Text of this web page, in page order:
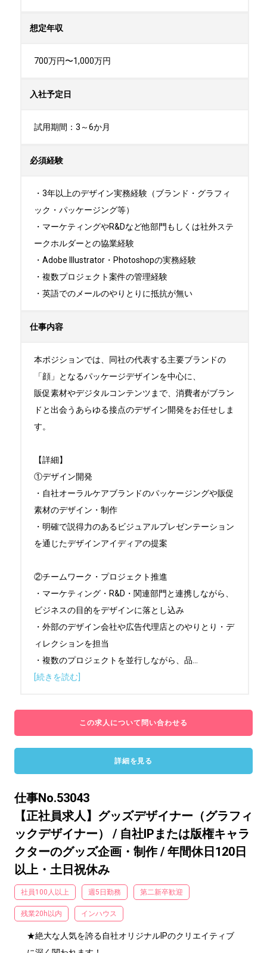
想定年収
700万円〜1,000万円
入社予定日
試用期間：3～6か月
必須経験
・3年以上のデザイン実務経験（ブランド・グラフィ
ック・パッケージング等）
・マーケティングやR&Dなど他部門もしくは社外ステ
ークホルダーとの協業経験
・Adobe Illustrator・Photoshopの実務経験
・複数プロジェクト案件の管理経験
・英語でのメールのやりとりに抵抗が無い
仕事内容
本ポジションでは、同社の代表する主要ブランドの
「顔」となるパッケージデザインを中心に、
販促素材やデジタルコンテンツまで、消費者がブラン
ドと出会うあらゆる接点のデザイン開発をお任せしま
す。
【詳細】
①デザイン開発
・自社オーラルケアブランドのパッケージングや販促
素材のデザイン・制作
・明確で説得力のあるビジュアルプレゼンテーション
を通じたデザインアイディアの提案
②チームワーク・プロジェクト推進
・マーケティング・R&D・関連部門と連携しながら、
ビジネスの目的をデザインに落とし込み
・外部のデザイン会社や広告代理店とのやりとり・デ
ィレクションを担当
・複数のプロジェクトを並行しながら、品
[続きを読む]
この求人について問い合わせる
詳細を見る
仕事No.53043
【正社員求人】グッズデザイナー（グラフィ
ックデザイナー） / 自社IPまたは版権キャラ
クターのグッズ企画・制作 / 年間休日120日
以上・土日祝休み
社員100人以上 週5日勤務 第二新卒歓迎
残業20h以内 インハウス
★絶大な人気を誇る自社オリジナルIPのクリエイティブ